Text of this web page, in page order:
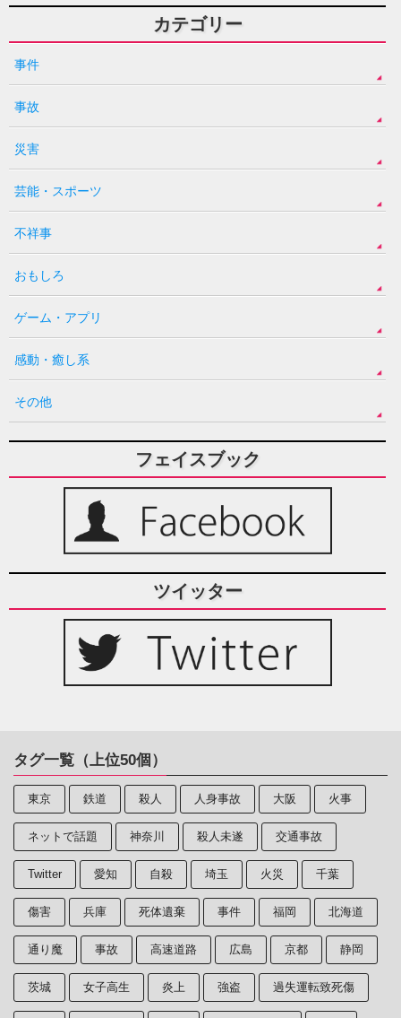
カテゴリー
事件
事故
災害
芸能・スポーツ
不祥事
おもしろ
ゲーム・アプリ
感動・癒し系
その他
フェイスブック
ツイッター
タグ一覧（上位50個）
東京 鉄道 殺人 人身事故 大阪 火事
ネットで話題 神奈川 殺人未遂 交通事故
Twitter 愛知 自殺 埼玉 火災 千葉
傷害 兵庫 死体遺棄 事件 福岡 北海道
通り魔 事故 高速道路 広島 京都 静岡
茨城 女子高生 炎上 強盗 過失運転致死傷